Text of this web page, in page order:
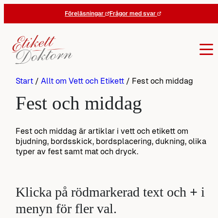
Föreläsningar Frågor med svar
Start / Allt om Vett och Etikett / Fest och middag
Fest och middag
Fest och middag är artiklar i vett och etikett om
bjudning, bordsskick, bordsplacering, dukning, olika
typer av fest samt mat och dryck.
Klicka på rödmarkerad text och + i
menyn för fler val.